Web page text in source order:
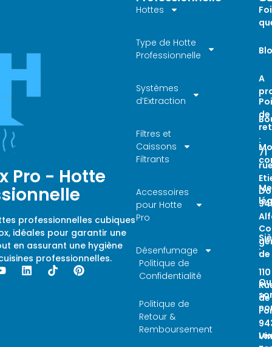
Pro - Hotte
professionnelles cubiques
idéales pour garantir une
en assurant une hygiène
professionnelles.
A
de
:
71
:
110
de
Hottes
Type de Hotte
Professionnelle
Systèmes
d’Extraction
Filtres et
Caissons
Filtrants
Accessoires
pour Hotte
Pro
Désenfumage
Politique de
Confidentialité
Politique de
Retour &
Remboursement